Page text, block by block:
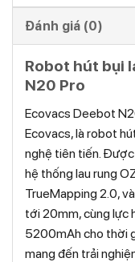
Đánh giá (0)
Robot hút bụi
N20 Pro
Ecovacs Deebot
Ecovacs, là robot
nghệ tiên tiến.
hệ thống lau rung
TrueMapping 2.0,
tới 20mm, cùng lực
5200mAh cho thời
mang đến trải